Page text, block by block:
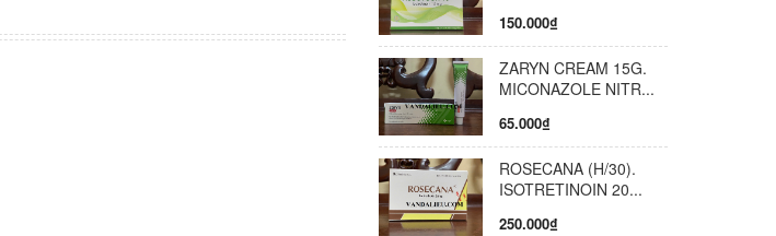
Tránh thoa lên vết thương, vùng da tổn thương,
150.000₫
ZARYN CREAM 15G.
MICONAZOLE NITR...
65.000₫
ROSECANA (H/30).
ISOTRETINOIN 20...
250.000₫